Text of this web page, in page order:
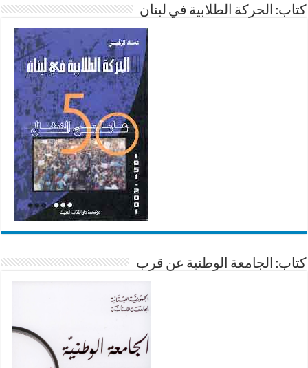
كتاب: الحركة الطلابية في لبنان
كتاب: الجامعة الوطنية عن قرب